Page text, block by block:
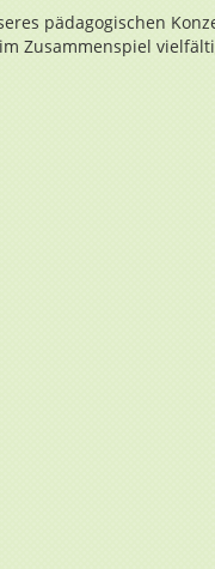
pädagogischen
Zusammenspiel